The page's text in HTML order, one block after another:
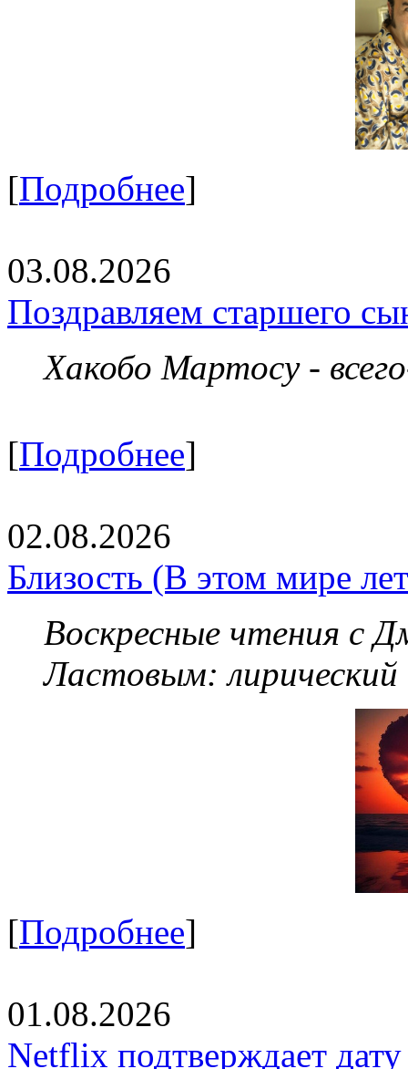
[Подробнее]
03.08.2026
Поздравляем старшего
Хакобо Мартосу -
[Подробнее]
02.08.2026
Близость (В этом мире
Воскресные чтения с
Ластовым:
[Подробнее]
01.08.2026
Netflix подтверждает